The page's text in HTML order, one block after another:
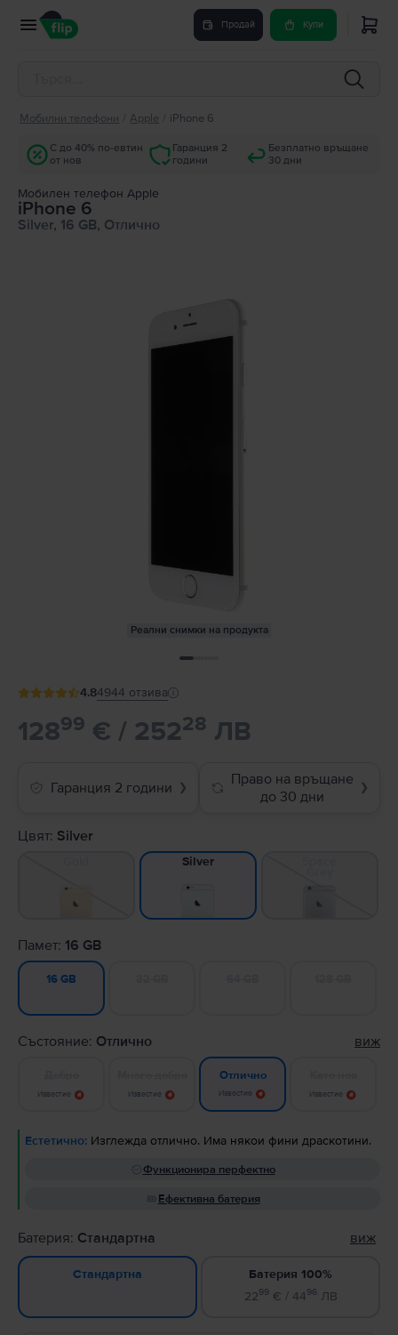
Продай Купи
Мобилни телефони Apple iPhone 6
С до 40% по-евтин
от нов
Гаранция 2
години
Безплатно връщане
30 дни
Мобилен телефон Apple
iPhone 6
Silver, 16 GB, Отлично
Реални снимки на продукта
4.84944 отзива
12899 € / 25228 ЛВ
Гаранция 2 години ❯
Право на връщане
до 30 дни
❯
Цвят: Silver
Silver
Памет: 16 GB
16 GB
Състояние: Отлично виж
Известие Известие
Отлично
Известие Известие
Естетично: Изглежда отлично. Има някои фини драскотини.
Функционира перфектно
Ефективна батерия
Батерия: Стандартна виж
Стандартна
Батерия 100%
2299€ / 4496ЛВ